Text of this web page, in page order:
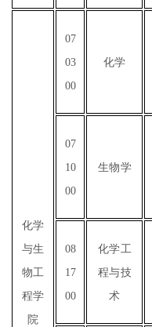
化学
与生
物工
程学
院
07
03
00
化学
07
10
00
生物学
08
17
00
化学工
程与技
术